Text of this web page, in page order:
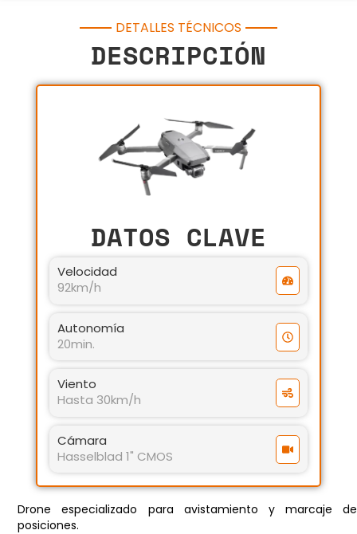
DETALLES TÉCNICOS
DESCRIPCIÓN
DATOS CLAVE
Velocidad
92km/h
Autonomía
20min.
Viento
Hasta 30km/h
Cámara
Hasselblad 1" CMOS
Drone especializado para avistamiento y marcaje de
posiciones.